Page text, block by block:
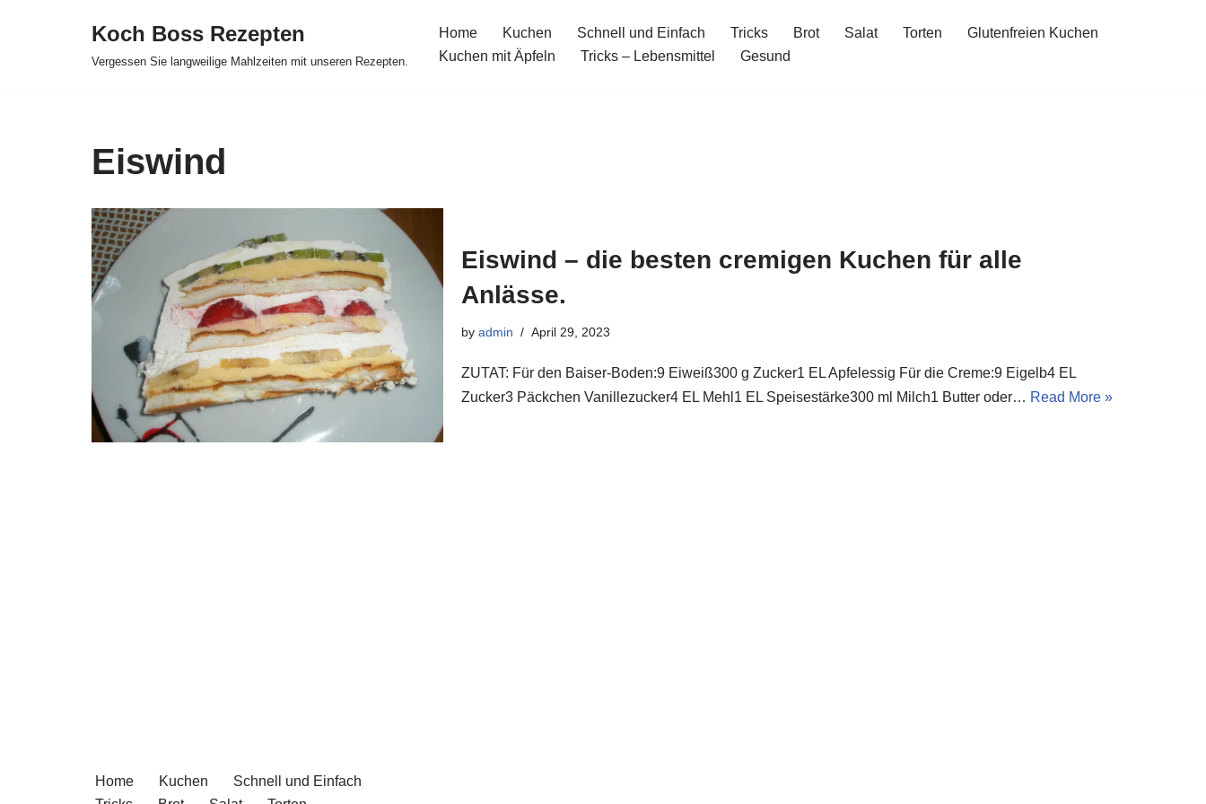
Koch Boss Rezepten
Vergessen Sie langweilige Mahlzeiten mit unseren Rezepten.
Home Kuchen Schnell und Einfach Tricks Brot Salat Torten
Glutenfreien Kuchen
Kuchen mit Äpfeln
Tricks – Lebensmittel Gesund
Eiswind
Eiswind – die besten cremigen Kuchen für alle
Anlässe.
by admin April 29, 2023
ZUTAT: Für den Baiser-Boden:9 Eiweiß300 g Zucker1 EL Apfelessig Für die Creme:9 Eigelb4 EL
Zucker3 Päckchen Vanillezucker4 EL Mehl1 EL Speisestärke300 ml Milch1 Butter oder… Read More »
Home Kuchen
Schnell und Einfach